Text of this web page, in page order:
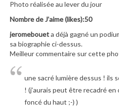
Photo réalisée au lever du jour
Nombre de J’aime (likes):50
jeromeboueta déjà gagné un
sa biographie ci-dessus.
Meilleur commentaire sur cette
une sacré lumière dessus ! ils
! (j’aurais peut être recadré
foncé du haut ;-) )